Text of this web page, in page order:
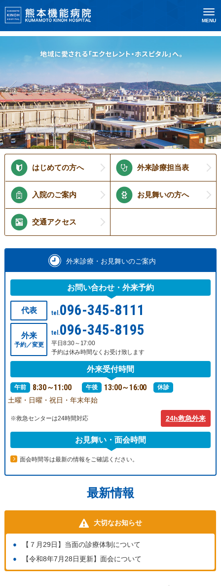
MENU
はじめての方へ 外来診療担当表
入院のご案内 お見舞いの方へ
交通アクセス
外来診療・お見舞いのご案内
お問い合わせ・外来予約
代表 tel.096-345-8111
外来
予約／変更
tel.096-345-8195
平日8:30～17:00
予約は休み時間なくお受け致します
外来受付時間
午前 8:30～11:00 午後 13:00～16:00 休診
土曜・日曜・祝日・年末年始
※救急センターは24時間対応 24h救急外来
お見舞い・面会時間
面会時間等は最新の情報をご確認ください。
最新情報
大切なお知らせ
【７月29日】当面の診療体制について
【令和8年7月28日更新】面会について